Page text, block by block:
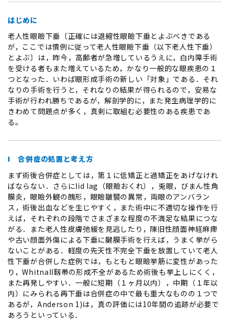
はじめに
老人性眼瞼下垂〔正確には退縮性眼瞼下垂とよぶべきである
が，ここでは慣例に従って老人性眼瞼下垂（以下老人性下垂）
とよぶ〕は，昨今，高齢者が急増しているうえに，白内障手術
を受ける者もまた増えているため，かなり一般的な眼疾患の１
つとなった．いわば眼形成手術の新しい「対象」である．それ
なりの手術を行うと，それなりの結果が得られるので，安易な
手術が行われ勝ちであるが，解剖学的に，また発生病理学的に
きわめて問題点が多く，真剣に取組む必要性のある疾患であ
る。
I 合併症の処置と考え方
まず術後合併症としては，第１に低矯正と過矯正をあげなけれ
ばならない．さらにlid lag（眼瞼おくれ），兎眼，びまん性角
膜炎，眼瞼外観の醜形，眼瞼皺襞の異常，両眼のアンバラン
ス，術後出血などを生じやすく，また術中に不適切な操作を行
えば，それぞれの段階でさまざまな程度の不満足な結果につな
がる．また老人性皮膚弛緩を見逃したり，陳旧性顔面神経麻痺
や古い顔面外傷による下垂に腱膜手術を行えば，うまく挙がら
ないことがある．軽度の先天性不完全下垂を放置していて老人
性下垂が合併した症例では，もともと眼瞼挙筋に変性があった
り，Whitnall靱帯の形成不全があるため術後も挙上しにくく，
また再発しやすい．一般に短期（１ヶ月以内），中期（１年以
内）にみられる再下垂は合併症の中で最も重大なものの１つで
あるが，Anderson 1)は，真の評価には10年間の追跡が必要で
あろうといっている．